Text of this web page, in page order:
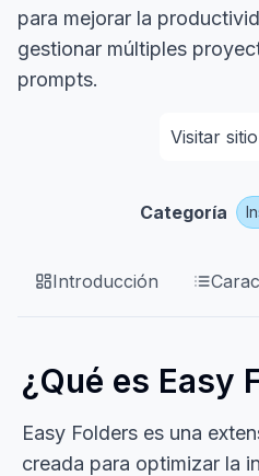
para mejorar la
gestionar múltiples
prompts.
Visitar
Categoría
Introducción
¿Qué es Easy
Easy Folders es una
creada para optimizar la